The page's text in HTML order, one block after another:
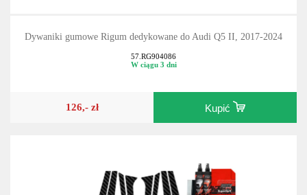
Dywaniki gumowe Rigum dedykowane do Audi Q5 II, 2017-2024
57.RG904086
W ciągu 3 dni
126,- zł Kupić